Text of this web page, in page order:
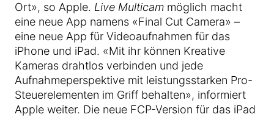
Ort», so Apple. Live Multicam möglich macht
eine neue App namens «Final Cut Camera» –
eine neue App für Videoaufnahmen für das
iPhone und iPad. «Mit ihr können Kreative
Kameras drahtlos verbinden und jede
Aufnahmeperspektive mit leistungsstarken Pro-
Steuerelementen im Griff behalten», informiert
Apple weiter. Die neue FCP-Version für das iPad